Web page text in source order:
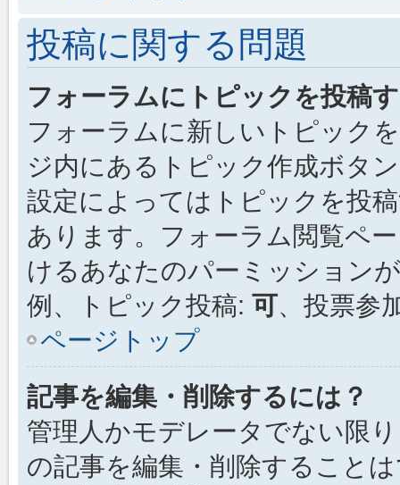
投稿に関する問題
フォーラムにトピックを投稿
フォーラムに新しいトピック
ジ内にあるトピック作成ボタ
設定によってはトピックを投
あります。フォーラム閲覧ペ
けるあなたのパーミッション
例、トピック投稿: 可、投票参
ページトップ
記事を編集・削除するには？
管理人かモデレータでない限
の記事を編集・削除すること